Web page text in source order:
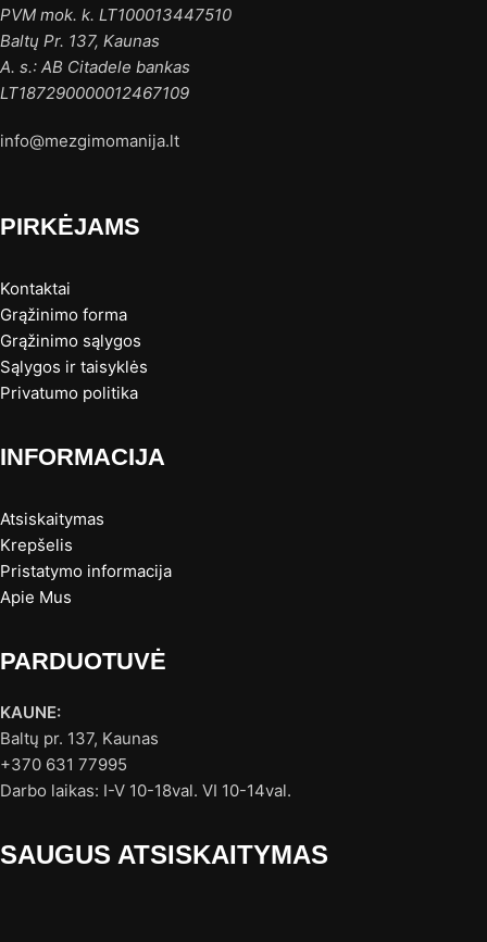
PVM mok. k. LT100013447510
Baltų Pr. 137, Kaunas
A. s.: AB Citadele bankas
LT187290000012467109
info@mezgimomanija.lt
PIRKĖJAMS
Kontaktai
Grąžinimo forma
Grąžinimo sąlygos
Sąlygos ir taisyklės
Privatumo politika
INFORMACIJA
Atsiskaitymas
Krepšelis
Pristatymo informacija
Apie Mus
PARDUOTUVĖ
KAUNE:
Baltų pr. 137, Kaunas
+370 631 77995
Darbo laikas: I-V 10-18val. VI 10-14val.
SAUGUS ATSISKAITYMAS